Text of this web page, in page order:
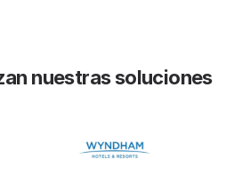
nuestras soluciones